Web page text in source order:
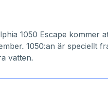
1050 Escape kommer
1050:an är speciellt
vatten.